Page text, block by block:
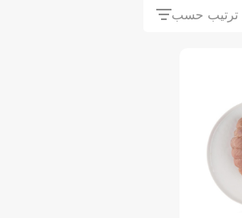
لحم العجل المفروم اللذيذ،
العجل الطري، ولحم رقبة
ترتيب حسب